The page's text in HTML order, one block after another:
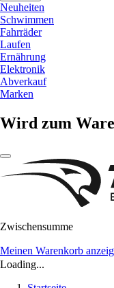
Neuheiten
Schwimmen
Fahrräder
Laufen
Ernährung
Elektronik
Abverkauf
Marken
Wird zum
Zwischensumme
Meinen Warenkorb
Loading...